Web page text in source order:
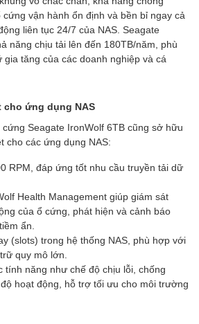
vận hành ổn định và bền bỉ ngay cả
liên tục 24/7 của NAS. Seagate
năng chịu tải lên đến 180TB/năm, phù
tăng của các doanh nghiệp và cá
ứng dụng NAS
Seagate IronWolf 6TB cũng sở hữu
cho các ứng dụng NAS:
RPM, đáp ứng tốt nhu cầu truyền tải dữ
Health Management giúp giám sát
của ổ cứng, phát hiện và cảnh báo
ẩn.
(slots) trong hệ thống NAS, phù hợp với
quy mô lớn.
tính năng như chế độ chịu lỗi, chống
hoạt động, hỗ trợ tối ưu cho môi trường